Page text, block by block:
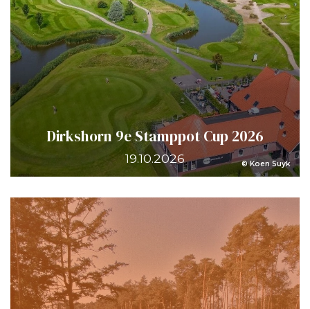
© Koen Suyk
Dirkshorn 9e Stamppot Cup 2026
19.10.2026